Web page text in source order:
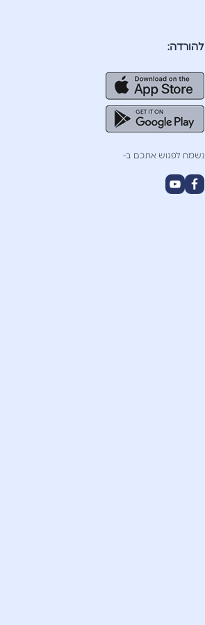
להורדה:
נשמח לפגוש אתכם ב-